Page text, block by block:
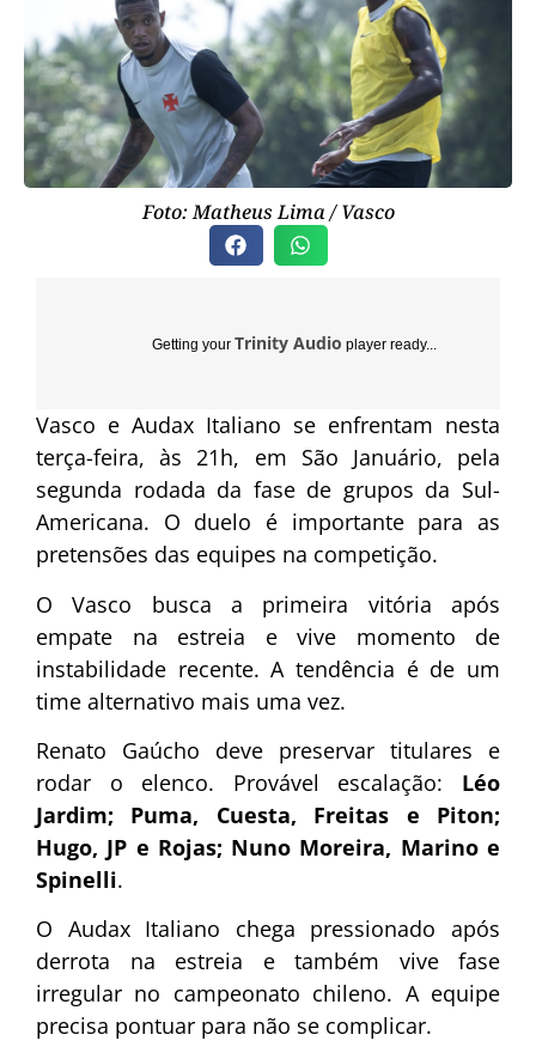
Foto: Matheus Lima / Vasco
Getting your Trinity Audio player ready...
Vasco e Audax Italiano se enfrentam nesta
terça-feira, às 21h, em São Januário, pela
segunda rodada da fase de grupos da Sul-
Americana. O duelo é importante para as
pretensões das equipes na competição.
O Vasco busca a primeira vitória após
empate na estreia e vive momento de
instabilidade recente. A tendência é de um
time alternativo mais uma vez.
Renato Gaúcho deve preservar titulares e
rodar o elenco. Provável escalação: Léo
Jardim; Puma, Cuesta, Freitas e Piton;
Hugo, JP e Rojas; Nuno Moreira, Marino e
Spinelli.
O Audax Italiano chega pressionado após
derrota na estreia e também vive fase
irregular no campeonato chileno. A equipe
precisa pontuar para não se complicar.